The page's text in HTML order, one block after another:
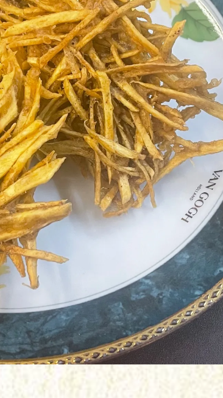
ご予約はこちら